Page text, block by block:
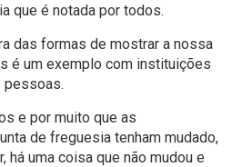
que é notada por todos.
das formas de mostrar a nossa
é um exemplo com instituições
pessoas.
e por muito que as
de freguesia tenham mudado,
há uma coisa que não mudou e